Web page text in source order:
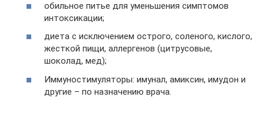
обильное питье для уменьшения симптомов
интоксикации;
диета с исключением острого, соленого, кислого,
жесткой пищи, аллергенов (цитрусовые,
шоколад, мед);
Иммуностимуляторы: имунал, амиксин, имудон и
другие – по назначению врача.